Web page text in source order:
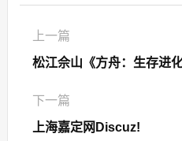
上一篇
下一篇
上海嘉定网Discuz!